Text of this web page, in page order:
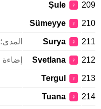
209
♀
Şule
210
♀
Sümeyye
211
♀
Surya المدى؛
212
♀
Svetlana إضاءة
213
♀
Tergul
214
♀
Tuana